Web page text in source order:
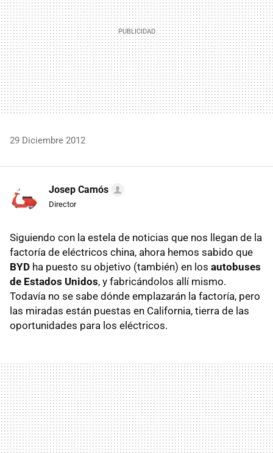
29 Diciembre 2012
Josep Camós
Director
Siguiendo con la estela de noticias que nos llegan de la
factoría de eléctricos china, ahora hemos sabido que
BYD ha puesto su objetivo (también) en los autobuses
de Estados Unidos, y fabricándolos allí mismo.
Todavía no se sabe dónde emplazarán la factoría, pero
las miradas están puestas en California, tierra de las
oportunidades para los eléctricos.